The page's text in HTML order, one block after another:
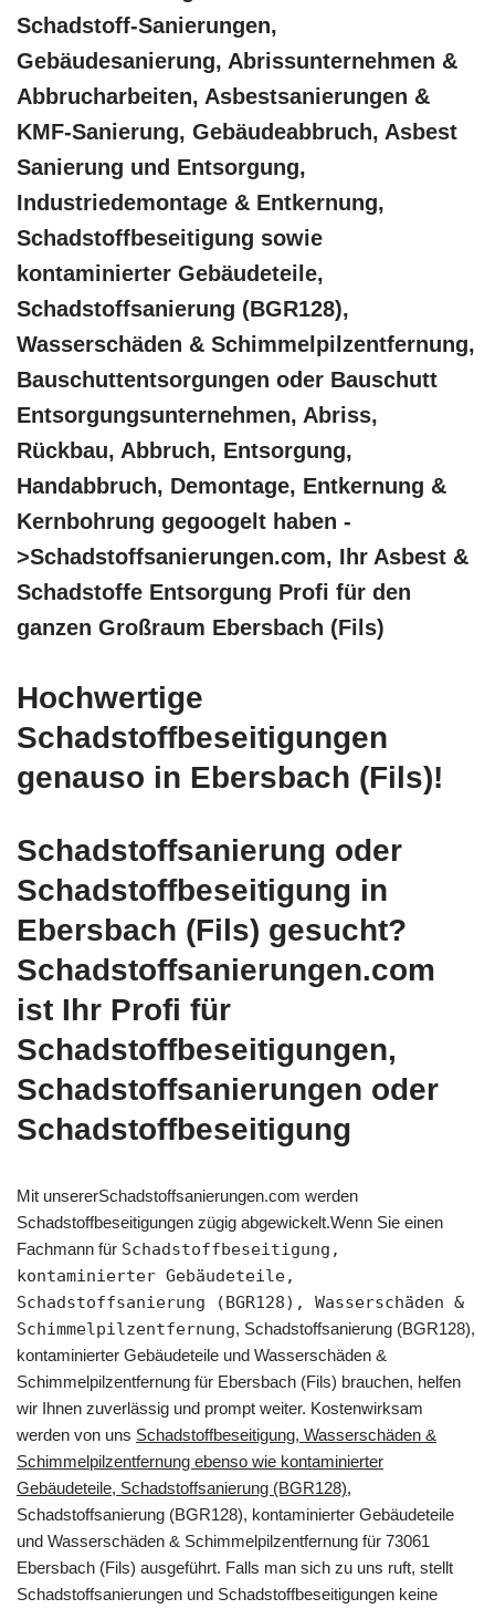
Schadstoff-Sanierungen,
Gebäudesanierung, Abrissunternehmen &
Abbrucharbeiten, Asbestsanierungen &
KMF-Sanierung, Gebäudeabbruch, Asbest
Sanierung und Entsorgung,
Industriedemontage & Entkernung,
Schadstoffbeseitigung sowie
kontaminierter Gebäudeteile,
Schadstoffsanierung (BGR128),
Wasserschäden & Schimmelpilzentfernung,
Bauschuttentsorgungen oder Bauschutt
Entsorgungsunternehmen, Abriss,
Rückbau, Abbruch, Entsorgung,
Handabbruch, Demontage, Entkernung &
Kernbohrung gegoogelt haben -
>Schadstoffsanierungen.com, Ihr Asbest &
Schadstoffe Entsorgung Profi für den
ganzen Großraum Ebersbach (Fils)
Hochwertige
Schadstoffbeseitigungen
genauso in Ebersbach (Fils)!
Schadstoffsanierung oder
Schadstoffbeseitigung in
Ebersbach (Fils) gesucht?
Schadstoffsanierungen.com
ist Ihr Profi für
Schadstoffbeseitigungen,
Schadstoffsanierungen oder
Schadstoffbeseitigung
Mit unsererSchadstoffsanierungen.com werden
Schadstoffbeseitigungen zügig abgewickelt.Wenn Sie einen
Fachmann für Schadstoffbeseitigung,
kontaminierter Gebäudeteile,
Schadstoffsanierung (BGR128), Wasserschäden &
Schimmelpilzentfernung, Schadstoffsanierung (BGR128),
kontaminierter Gebäudeteile und Wasserschäden &
Schimmelpilzentfernung für Ebersbach (Fils) brauchen, helfen
wir Ihnen zuverlässig und prompt weiter. Kostenwirksam
werden von uns Schadstoffbeseitigung, Wasserschäden &
Schimmelpilzentfernung ebenso wie kontaminierter
Gebäudeteile, Schadstoffsanierung (BGR128),
Schadstoffsanierung (BGR128), kontaminierter Gebäudeteile
und Wasserschäden & Schimmelpilzentfernung für 73061
Ebersbach (Fils) ausgeführt. Falls man sich zu uns ruft, stellt
Schadstoffsanierungen und Schadstoffbeseitigungen keine